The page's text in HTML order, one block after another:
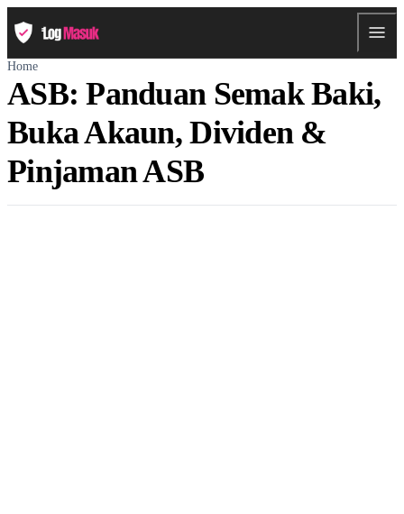
Home
ASB: Panduan Semak Baki,
Buka Akaun, Dividen &
Pinjaman ASB